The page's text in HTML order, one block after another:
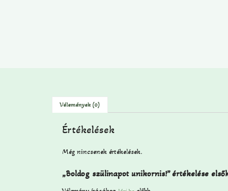
Vélemények (0)
Értékelések
Még nincsenek értékelések.
„Boldog szülinapot unikornis!” értékelése